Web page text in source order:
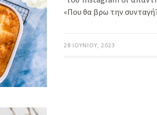
«Που θα βρω την
28 ΙΟΥΝΊΟΥ, 2023